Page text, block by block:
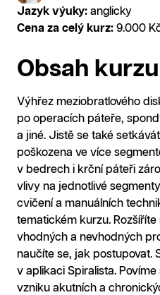
Jazyk výuky: anglicky
Cena za celý kurz: 9.000
Obsah kurzu
Výhřez meziobratlového
po operacích páteře,
a jiné. Jistě se také
poškozena ve více
v bedrech i krční páteři
vlivy na jednotlivé
cvičení a manuálních
tematickém kurzu.
vhodných a nevhodných
naučíte se, jak postupovat.
v aplikaci Spiralista.
vzniku akutních a